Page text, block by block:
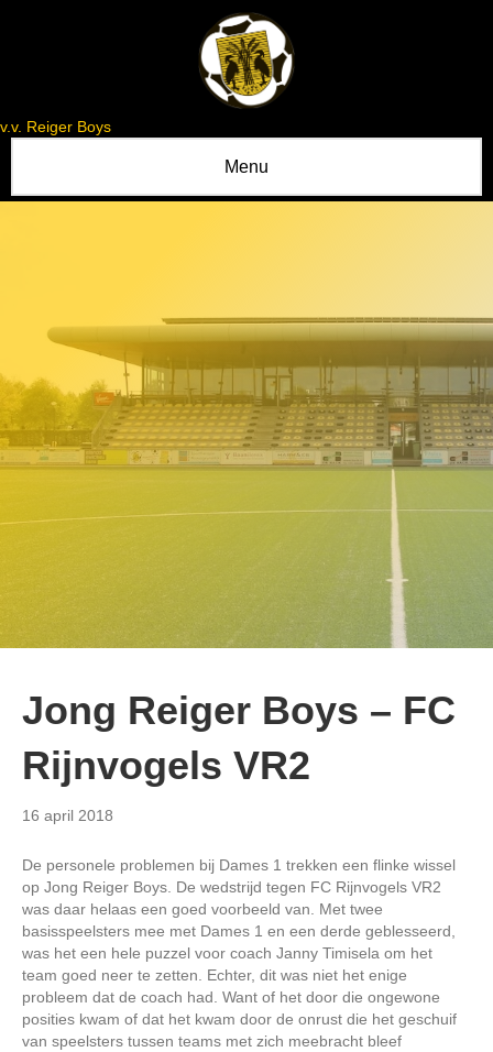
v.v. Reiger Boys
Menu
Jong Reiger Boys – FC
Rijnvogels VR2
16 april 2018
De personele problemen bij Dames 1 trekken een flinke wissel
op Jong Reiger Boys. De wedstrijd tegen FC Rijnvogels VR2
was daar helaas een goed voorbeeld van. Met twee
basisspeelsters mee met Dames 1 en een derde geblesseerd,
was het een hele puzzel voor coach Janny Timisela om het
team goed neer te zetten. Echter, dit was niet het enige
probleem dat de coach had. Want of het door die ongewone
posities kwam of dat het kwam door de onrust die het geschuif
van speelsters tussen teams met zich meebracht bleef